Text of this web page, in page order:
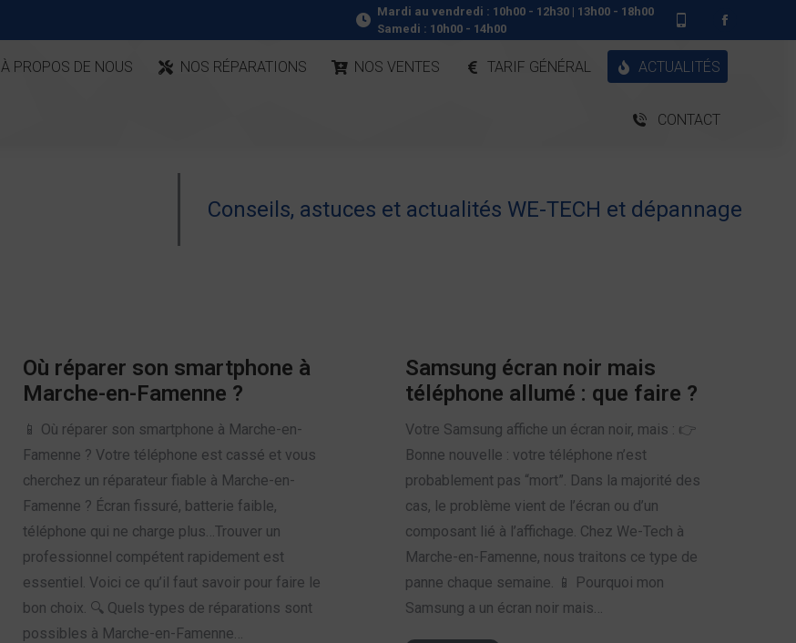
Mardi au vendredi : 10h00 - 12h30 | 13h00 - 18h00
Samedi : 10h00 - 14h00
À PROPOS DE NOUS NOS RÉPARATIONS NOS VENTES TARIF GÉNÉRAL ACTUALITÉS
CONTACT
Conseils, astuces et actualités WE-TECH et dépannage
Où réparer son smartphone à
Marche-en-Famenne ?
📱 Où réparer son smartphone à Marche-en-
Famenne ? Votre téléphone est cassé et vous
cherchez un réparateur fiable à Marche-en-
Famenne ? Écran fissuré, batterie faible,
téléphone qui ne charge plus…Trouver un
professionnel compétent rapidement est
essentiel. Voici ce qu’il faut savoir pour faire le
bon choix. 🔍 Quels types de réparations sont
possibles à Marche-en-Famenne…
Samsung écran noir mais
téléphone allumé : que faire ?
Votre Samsung affiche un écran noir, mais : 👉
Bonne nouvelle : votre téléphone n’est
probablement pas “mort”. Dans la majorité des
cas, le problème vient de l’écran ou d’un
composant lié à l’affichage. Chez We-Tech à
Marche-en-Famenne, nous traitons ce type de
panne chaque semaine. 📱 Pourquoi mon
Samsung a un écran noir mais…